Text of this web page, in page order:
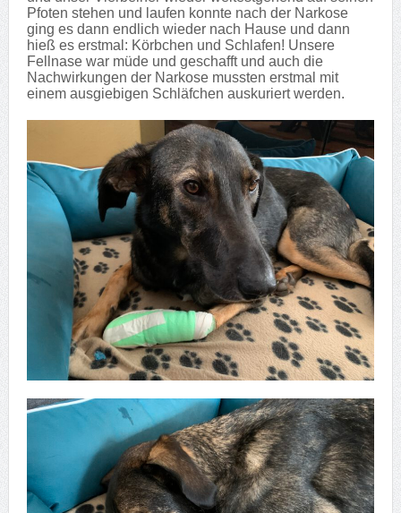
Pfoten stehen und laufen konnte nach der Narkose
ging es dann endlich wieder nach Hause und dann
hieß es erstmal: Körbchen und Schlafen! Unsere
Fellnase war müde und geschafft und auch die
Nachwirkungen der Narkose mussten erstmal mit
einem ausgiebigen Schläfchen auskuriert werden.